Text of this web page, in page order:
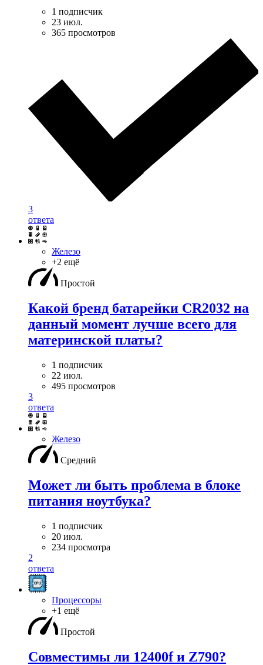
1 подписчик
23 июл.
365 просмотров
3
ответа
Железо
+2 ещё
Простой
Какой бренд батарейки CR2032 на
данный момент лучше всего для
материнской платы?
1 подписчик
22 июл.
495 просмотров
3
ответа
Железо
Средний
Может ли быть проблема в блоке
питания ноутбука?
1 подписчик
20 июл.
234 просмотра
2
ответа
Процессоры
+1 ещё
Простой
Совместимы ли 12400f и Z790?